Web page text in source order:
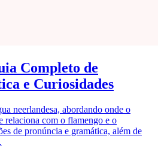
Completo de
e Curiosidades
neerlandesa, abordando onde o
relaciona com o flamengo e o
de pronúncia e gramática, além de